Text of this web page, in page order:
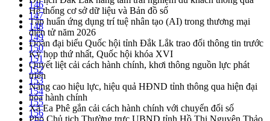
Hệ thống cơ sở dữ liệu và Bản đồ số
Tập huấn ứng dụng trí tuệ nhân tạo (AI) trong thương mại
điện tử năm 2026
Đoàn đại biểu Quốc hội tỉnh Đắk Lắk trao đổi thông tin trước
Kỳ họp thứ nhất, Quốc hội khóa XVI
Quyết liệt cải cách hành chính, khơi thông nguồn lực phát
triển
Nâng cao hiệu lực, hiệu quả HĐND tỉnh thông qua hiện đại
hóa hành chính
Xã Ea Phê gắn cải cách hành chính với chuyển đổi số
146
147
148
149
150
151
152
153
154
155
156